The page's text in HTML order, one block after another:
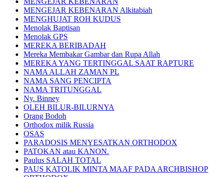
MENGEJAR KEBENARAN Alkitabiah
MENGHUJAT ROH KUDUS
Menolak Baptisan
Menolak GPS
MEREKA BERIBADAH
Mereka Membakar Gambar dan Rupa Allah
MEREKA YANG TERTINGGAL SAAT RAPTURE
NAMA ALLAH ZAMAN PL
NAMA SANG PENCIPTA
NAMA TRITUNGGAL
Ny. Binney
OLEH BILUR-BILURNYA
Orang Bodoh
Orthodox milik Russia
OSAS
PARADOSIS MENYESATKAN ORTHODOX
PATOKAN atau KANON.
Paulus SALAH TOTAL
PAUS KATOLIK MINTA MAAF PADA ARCHBISHOP